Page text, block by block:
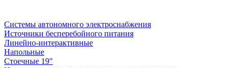
Системы автономного электроснабжения
Источники бесперебойного питания
Линейно-интерактивные
Напольные
Стоечные 19"